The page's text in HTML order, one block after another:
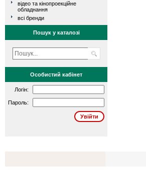
відео та кінопроекційне
обладнання
всі бренди
Пошук у каталозі
Особистий кабінет
Логін:
Пароль: